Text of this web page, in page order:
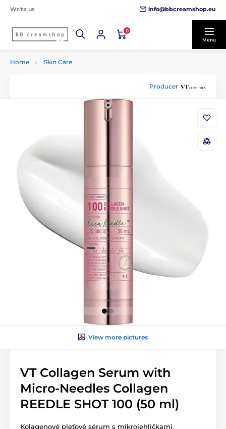
Write us info@bbcreamshop.eu
0
Menu
Home Skin Care
Producer
View more pictures
VT Collagen Serum with
Micro-Needles Collagen
REEDLE SHOT 100 (50 ml)
Kolagenové pleťové sérum s mikrojehličkami.